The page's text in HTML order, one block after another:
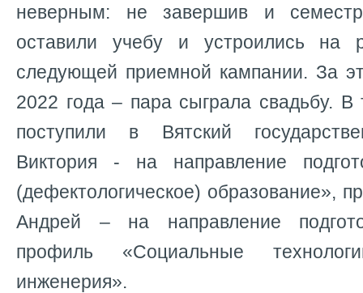
неверным: не завершив и
оставили учебу и устроились на
следующей приемной кампании. За
2022 года – пара сыграла свадьбу. В
поступили в Вятский
Виктория - на направление
(дефектологическое) образование»,
Андрей – на направление
профиль «Социальные
инженерия».